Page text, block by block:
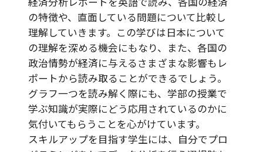
の特徴や、直面している問題について比較し
理解していきます。この学びは日本について
の理解を深める機会にもなり、また、各国の
政治情勢が経済に与えるさまざまな影響もレ
ポートから読み取ることができるでしょう。
グラフ一つを読み解く際にも、学部の授業で
学ぶ知識が実際にどう応用されているのかに
気付いてもらうことを心がけています。
スキルアップを目指す学生には、自分でプロ